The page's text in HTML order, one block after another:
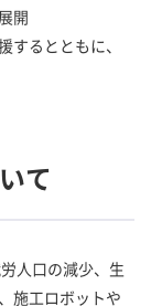
開
るとともに、
て
人口の減少、生
施工ロボットや